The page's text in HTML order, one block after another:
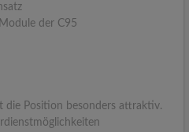
der C95
die Position besonders attraktiv.